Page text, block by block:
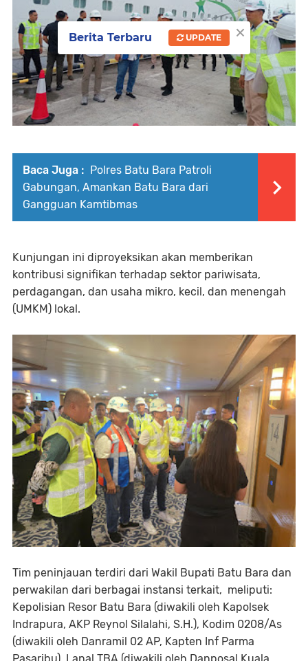
Baca Juga : Polres Batu Bara Patroli
Gabungan, Amankan Batu Bara dari
Gangguan Kamtibmas
Kunjungan ini diproyeksikan akan memberikan
kontribusi signifikan terhadap sektor pariwisata,
perdagangan, dan usaha mikro, kecil, dan menengah
(UMKM) lokal.
Tim peninjauan terdiri dari Wakil Bupati Batu Bara dan
perwakilan dari berbagai instansi terkait, meliputi:
Kepolisian Resor Batu Bara (diwakili oleh Kapolsek
Indrapura, AKP Reynol Silalahi, S.H.), Kodim 0208/As
(diwakili oleh Danramil 02 AP, Kapten Inf Parma
×
Berita Terbaru UPDATE